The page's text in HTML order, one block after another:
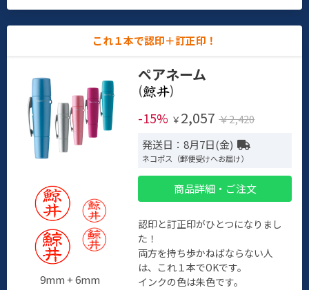
これ１本で認印＋訂正印！
9mm + 6mm
ペアネーム
(
)
-15% ￥ 2,057 ￥2,420
発送日：8月7日(金)
ネコポス（郵便受けへお届け）
商品詳細・ご注文
認印と訂正印がひとつになりまし
た！
両方を持ち歩かねばならない人
は、これ１本でOKです。
インクの色は朱色です。